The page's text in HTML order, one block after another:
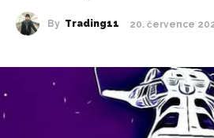
By Trading11 20. července